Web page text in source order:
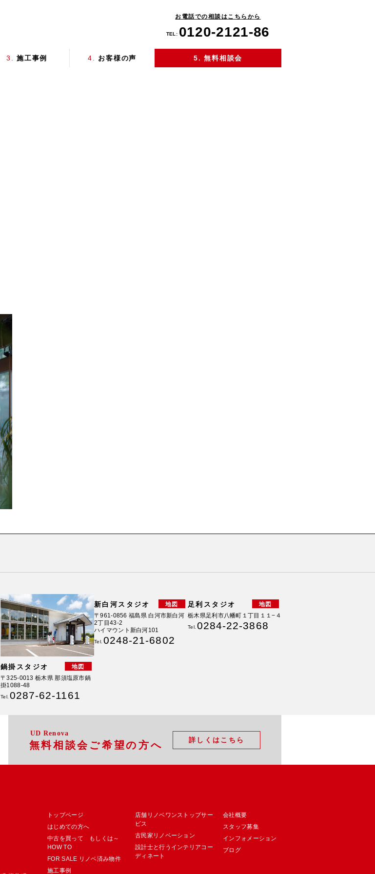
3. 施工事例 4. お客様の声 5. 無料相談会
お電話での相談はこちらから
TEL: 0120-2121-86
鍋掛スタジオ
地図
〒325-0013 栃木県 那須塩原市鍋
掛1088-48
Tel. 0287-62-1161
新白河スタジオ
地図
〒961-0856 福島県 白河市新白河
2丁目43-2
ハイマウント新白河101
Tel. 0248-21-6802
足利スタジオ
地図
栃木県足利市八幡町１丁目１１−４
Tel. 0284-22-3868
UD Renova
無料相談会ご希望の方へ 詳しくはこちら
トップページ
はじめての方へ
中古を買って もしくは～
HOW TO
FOR SALE リノベ済み物件
施工事例
店舗リノベワンストップサー
ビス
古民家リノベーション
設計士と行うインテリアコー
ディネート
会社概要
スタッフ募集
インフォメーション
ブログ